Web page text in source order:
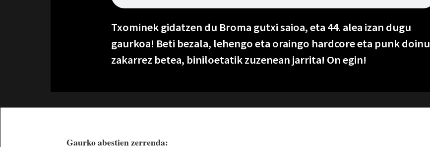
Txominek gidatzen du Broma gutxi saioa, eta 44. alea izan dugu
gaurkoa! Beti bezala, lehengo eta oraingo hardcore eta punk doinu
zakarrez betea, biniloetatik zuzenean jarrita! On egin!
Gaurko abestien zerrenda: